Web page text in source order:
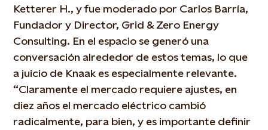
Ketterer H., y fue moderado por Carlos Barría,
Fundador y Director, Grid & Zero Energy
Consulting. En el espacio se generó una
conversación alrededor de estos temas, lo que
a juicio de Knaak es especialmente relevante.
“Claramente el mercado requiere ajustes, en
diez años el mercado eléctrico cambió
radicalmente, para bien, y es importante definir